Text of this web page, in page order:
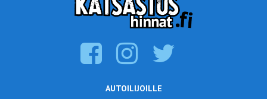
AUTOILIJOILLE